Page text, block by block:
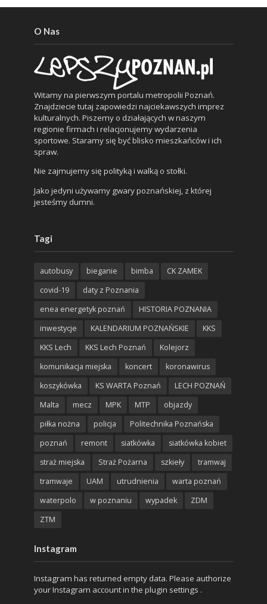
O Nas
Witamy na pierwszym portalu metropolii Poznań.
Znajdziecie tutaj zapowiedzi najciekawszych imprez
kulturalnych. Piszemy o działających w naszym
regionie firmach i relacjonujemy wydarzenia
sportowe. Staramy się być blisko mieszkańców i ich
spraw.
Nie zajmujemy się polityką i walką o stołki.
Jako jedyni używamy gwary poznańskiej, z której
jesteśmy dumni.
Tagi
autobusy bieganie bimba
CK ZAMEK
covid-19
daty z Poznania
enea energetyk poznań
HISTORIA POZNANIA
inwestycje
KALENDARIUM POZNAŃSKIE
KKS
KKS Lech
KKS Lech Poznań
Kolejorz
komunikacja miejska
koncert
koronawirus
koszykówka
KS WARTA Poznań
LECH POZNAŃ
Malta
mecz MPK MTP
objazdy
piłka nożna
policja
Politechnika Poznańska
poznań
remont siatkówka
siatkówka kobiet
straż miejska
Straż Pożarna szkieły
tramwaj
tramwaje
UAM utrudnienia
warta poznań
waterpolo
w poznaniu wypadek
ZDM
ZTM
Instagram
Instagram has returned empty data. Please authorize
your Instagram account in the plugin settings .